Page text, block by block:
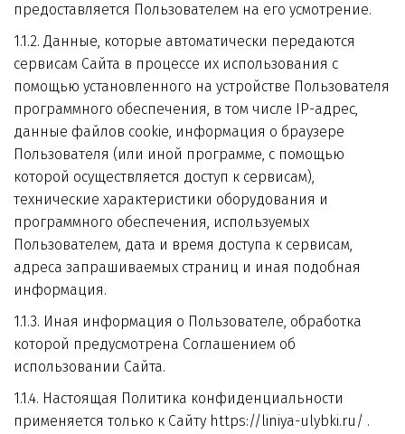
предоставляется Пользователем на его усмотрение.
1.1.2. Данные, которые автоматически передаются
сервисам Сайта в процессе их использования с
помощью установленного на устройстве Пользователя
программного обеспечения, в том числе IP-адрес,
данные файлов cookie, информация о браузере
Пользователя (или иной программе, с помощью
которой осуществляется доступ к сервисам),
технические характеристики оборудования и
программного обеспечения, используемых
Пользователем, дата и время доступа к сервисам,
адреса запрашиваемых страниц и иная подобная
информация.
1.1.3. Иная информация о Пользователе, обработка
которой предусмотрена Соглашением об
использовании Сайта.
1.1.4. Настоящая Политика конфиденциальности
применяется только к Сайту https://liniya-ulybki.ru/ .